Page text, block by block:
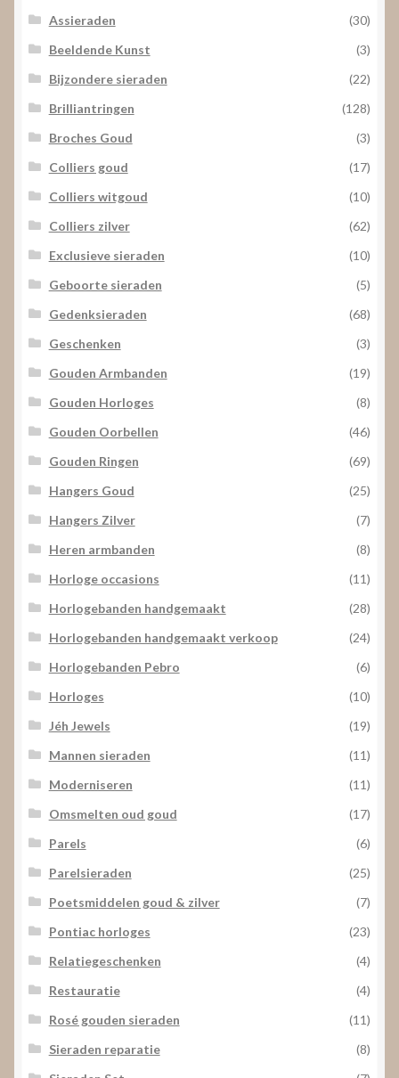
Assieraden
(30)
Beeldende Kunst
(3)
Bijzondere sieraden
(22)
Brilliantringen
(128)
Broches Goud
(3)
Colliers goud
(17)
Colliers witgoud
(10)
Colliers zilver
(62)
Exclusieve sieraden
(10)
Geboorte sieraden
(5)
Gedenksieraden
(68)
Geschenken
(3)
Gouden Armbanden
(19)
Gouden Horloges
(8)
Gouden Oorbellen
(46)
Gouden Ringen
(69)
Hangers Goud
(25)
Hangers Zilver
(7)
Heren armbanden
(8)
Horloge occasions
(11)
Horlogebanden handgemaakt
(28)
Horlogebanden handgemaakt verkoop
(24)
Horlogebanden Pebro
(6)
Horloges
(10)
Jéh Jewels
(19)
Mannen sieraden
(11)
Moderniseren
(11)
Omsmelten oud goud
(17)
Parels
(6)
Parelsieraden
(25)
Poetsmiddelen goud & zilver
(7)
Pontiac horloges
(23)
Relatiegeschenken
(4)
Restauratie
(4)
Rosé gouden sieraden
(11)
Sieraden reparatie
(8)